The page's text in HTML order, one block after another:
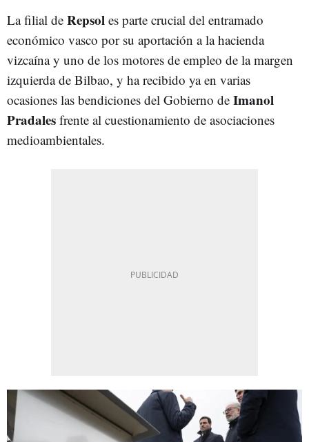
La filial de Repsol es parte crucial del entramado
económico vasco por su aportación a la hacienda
vizcaína y uno de los motores de empleo de la margen
izquierda de Bilbao, y ha recibido ya en varias
ocasiones las bendiciones del Gobierno de Imanol
Pradales frente al cuestionamiento de asociaciones
medioambientales.